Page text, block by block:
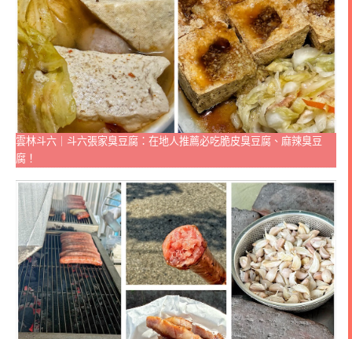
雲林斗六｜斗六張家臭豆腐：在地人推薦必吃脆皮臭豆腐、麻辣臭豆
腐！